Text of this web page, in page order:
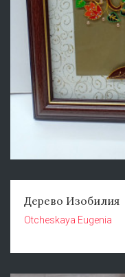
Дерево Изобилия
Otcheskaya Eugenia